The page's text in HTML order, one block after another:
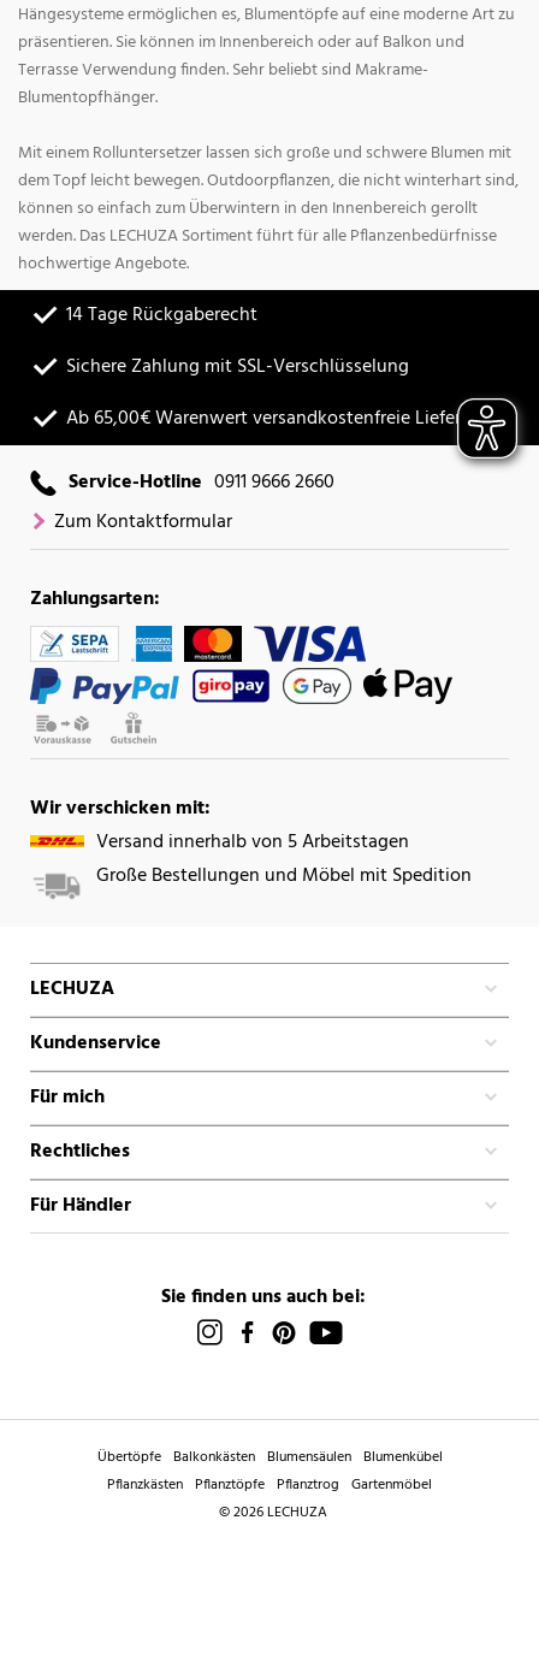
Hängesysteme ermöglichen es, Blumentöpfe auf eine moderne Art zu
präsentieren. Sie können im Innenbereich oder auf Balkon und
Terrasse Verwendung finden. Sehr beliebt sind Makrame-
Blumentopfhänger.
Mit einem Rolluntersetzer lassen sich große und schwere Blumen mit
dem Topf leicht bewegen. Outdoorpflanzen, die nicht winterhart sind,
können so einfach zum Überwintern in den Innenbereich gerollt
werden. Das LECHUZA Sortiment führt für alle Pflanzenbedürfnisse
hochwertige Angebote.
14 Tage Rückgaberecht
Sichere Zahlung mit SSL-Verschlüsselung
Ab 65,00€ Warenwert versandkostenfreie Lieferung
Service-Hotline 0911 9666 2660
Zum Kontaktformular
Zahlungsarten:
Wir verschicken mit:
Versand innerhalb von 5 Arbeitstagen
Große Bestellungen und Möbel mit Spedition
LECHUZA
Kundenservice
Für mich
Rechtliches
Für Händler
Sie finden uns auch bei:
Übertöpfe Balkonkästen Blumensäulen Blumenkübel
Pflanzkästen Pflanztöpfe Pflanztrog Gartenmöbel
© 2026 LECHUZA